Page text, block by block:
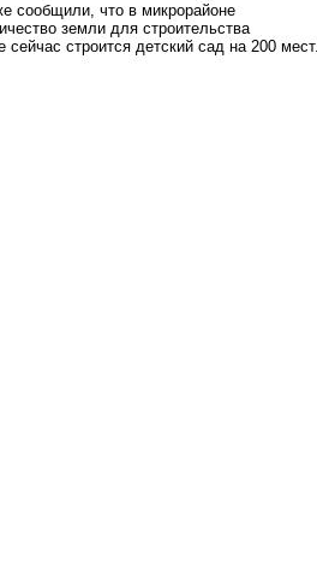
сообщили, что в микрорайоне
земли для строительства
строится детский сад на 200 мест.